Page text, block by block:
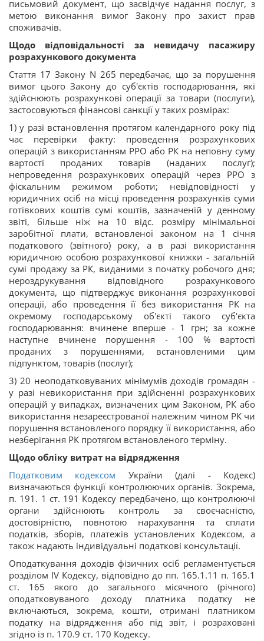
письмовий документ, що засвідчує надання послуг, з
метою виконання вимог Закону про захист прав
споживачів.
Щодо відповідальності за невидачу пасажиру
розрахункового документа
Стаття 17 Закону N 265 передбачає, що за порушення
вимог цього Закону до суб'єктів господарювання, які
здійснюють розрахункові операції за товари (послуги),
застосовуються фінансові санкції у таких розмірах:
1) у разі встановлення протягом календарного року під
час перевірки факту: проведення розрахункових
операцій з використанням РРО або РК на неповну суму
вартості проданих товарів (наданих послуг);
непроведення розрахункових операцій через РРО з
фіскальним режимом роботи; невідповідності у
юридичних осіб на місці проведення розрахунків суми
готівкових коштів сумі коштів, зазначеній у денному
звіті, більше ніж на 10 відс. розміру мінімальної
заробітної плати, встановленої законом на 1 січня
податкового (звітного) року, а в разі використання
юридичною особою розрахункової книжки - загальній
сумі продажу за РК, виданими з початку робочого дня;
нероздрукування відповідного розрахункового
документа, що підтверджує виконання розрахункової
операції, або проведення її без використання РК на
окремому господарському об'єкті такого суб'єкта
господарювання: вчинене вперше - 1 грн; за кожне
наступне вчинене порушення - 100 % вартості
проданих з порушеннями, встановленими цим
підпунктом, товарів (послуг);
3) 20 неоподатковуваних мінімумів доходів громадян -
у разі невикористання при здійсненні розрахункових
операцій у випадках, визначених цим Законом, РК або
використання незареєстрованої належним чином РК чи
порушення встановленого порядку її використання, або
незберігання РК протягом встановленого терміну.
Щодо обліку витрат на відрядження
Податковим кодексом України (далі - Кодекс)
визначаються функції контролюючих органів. Зокрема,
п. 191. 1 ст. 191 Кодексу передбачено, що контролюючі
органи здійснюють контроль за своєчасністю,
достовірністю, повнотою нарахування та сплати
податків, зборів, платежів установлених Кодексом, а
також надають індивідуальні податкові консультації.
Оподаткування доходів фізичних осіб регламентується
розділом IV Кодексу, відповідно до пп. 165.1.11 п. 165.1
ст. 165 якого до загального місячного (річного)
оподатковуваного доходу платника податку не
включаються, зокрема, кошти, отримані платником
податку на відрядження або під звіт, і розраховані
згідно із п. 170.9 ст. 170 Кодексу.